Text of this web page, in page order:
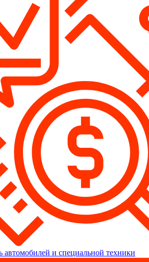
автомобилей и специальной техники